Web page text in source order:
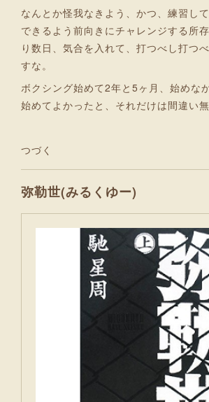
なんとか怪我なきよう、かつ、練習し
できるよう前向きにチャレンジする所
り数日、気合を入れて、打つべし打つ
すな。
ボクシング始めて2年と5ヶ月、始めな
始めてよかったと、それだけは間違い無
つづく
弥勒世(みるくゆー)